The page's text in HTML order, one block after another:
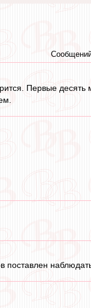
Первые
поставлен